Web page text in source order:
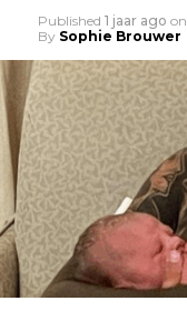
Published 1 jaar ago on
By Sophie Brouwer